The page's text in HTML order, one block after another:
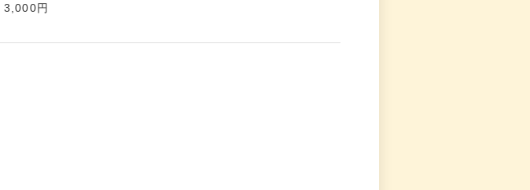
3,000円